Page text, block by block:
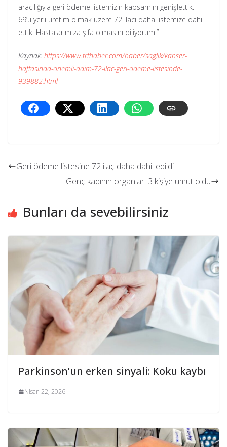
aracılığıyla geri ödeme listemizin kapsamını genişlettik.
69’u yerli üretim olmak üzere 72 ilacı daha listemize dahil
ettik. Hastalarımıza şifa olmasını diliyorum.”
Kaynak: https://www.trthaber.com/haber/saglik/kanser-
haftasinda-onemli-adim-72-ilac-geri-odeme-listesinde-
939882.html
Geri ödeme listesine 72 ilaç daha dahil edildi
Genç kadının organları 3 kişiye umut oldu
Bunları da sevebilirsiniz
Parkinson’un erken sinyali: Koku kaybı
Nisan 22, 2026